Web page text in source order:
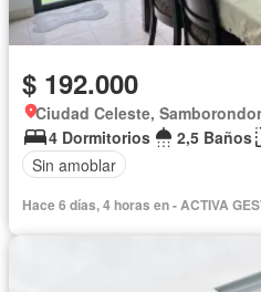
$ 192.000
Ciudad Celeste,
4 Dormitorios
2,5 Baños
Sin amoblar
Hace 6 días, 4 horas en - ACTIVA